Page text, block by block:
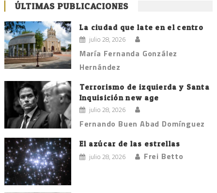
ÚLTIMAS PUBLICACIONES
La ciudad que late en el centro
julio 28, 2026
María Fernanda González
Hernández
Terrorismo de izquierda y Santa
Inquisición new age
julio 28, 2026
Fernando Buen Abad Domínguez
El azúcar de las estrellas
julio 28, 2026 Frei Betto